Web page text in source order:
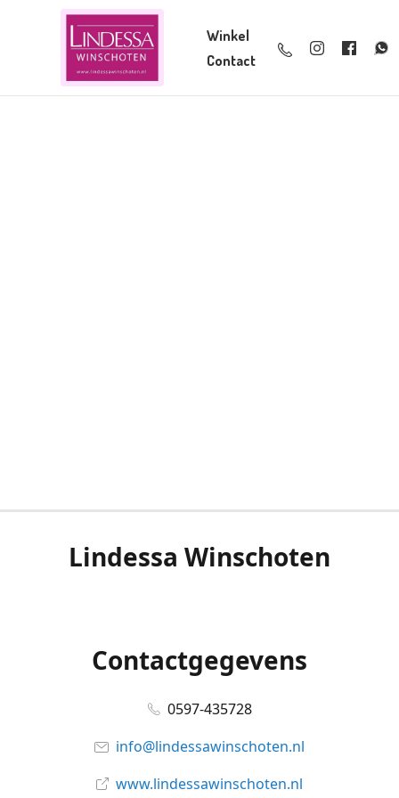
Winkel
Contact
Lindessa Winschoten
Contactgegevens
0597-435728
info@lindessawinschoten.nl
www.lindessawinschoten.nl